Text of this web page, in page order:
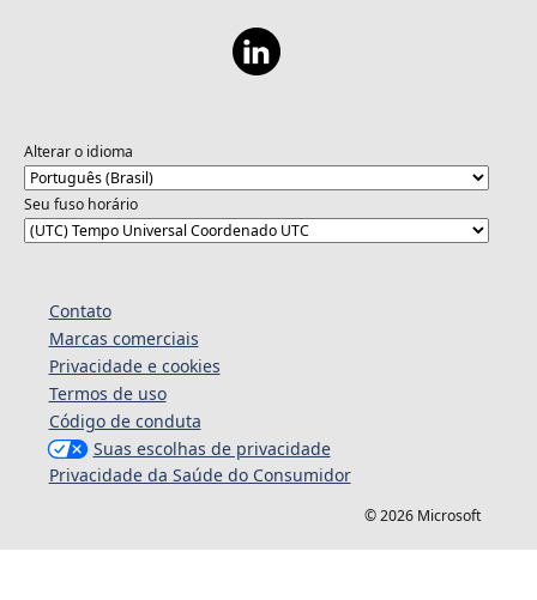
Alterar o idioma
Seu fuso horário
Contato
Marcas comerciais
Privacidade e cookies
Termos de uso
Código de conduta
Suas escolhas de privacidade
Privacidade da Saúde do Consumidor
© 2026 Microsoft